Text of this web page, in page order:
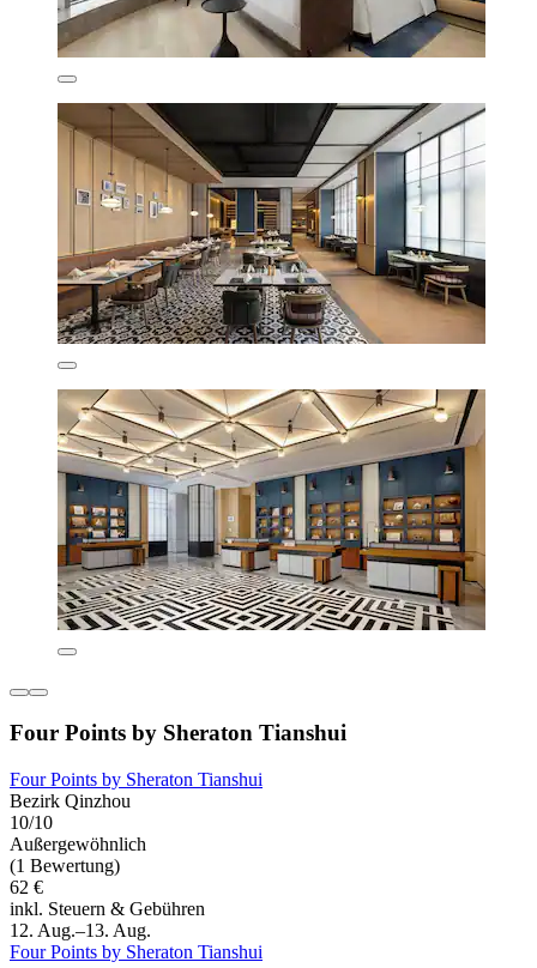
Four Points by Sheraton Tianshui
Four Points by Sheraton Tianshui
Bezirk Qinzhou
10/10
Außergewöhnlich
(1 Bewertung)
62 €
inkl. Steuern & Gebühren
12. Aug.–13. Aug.
Four Points by Sheraton Tianshui